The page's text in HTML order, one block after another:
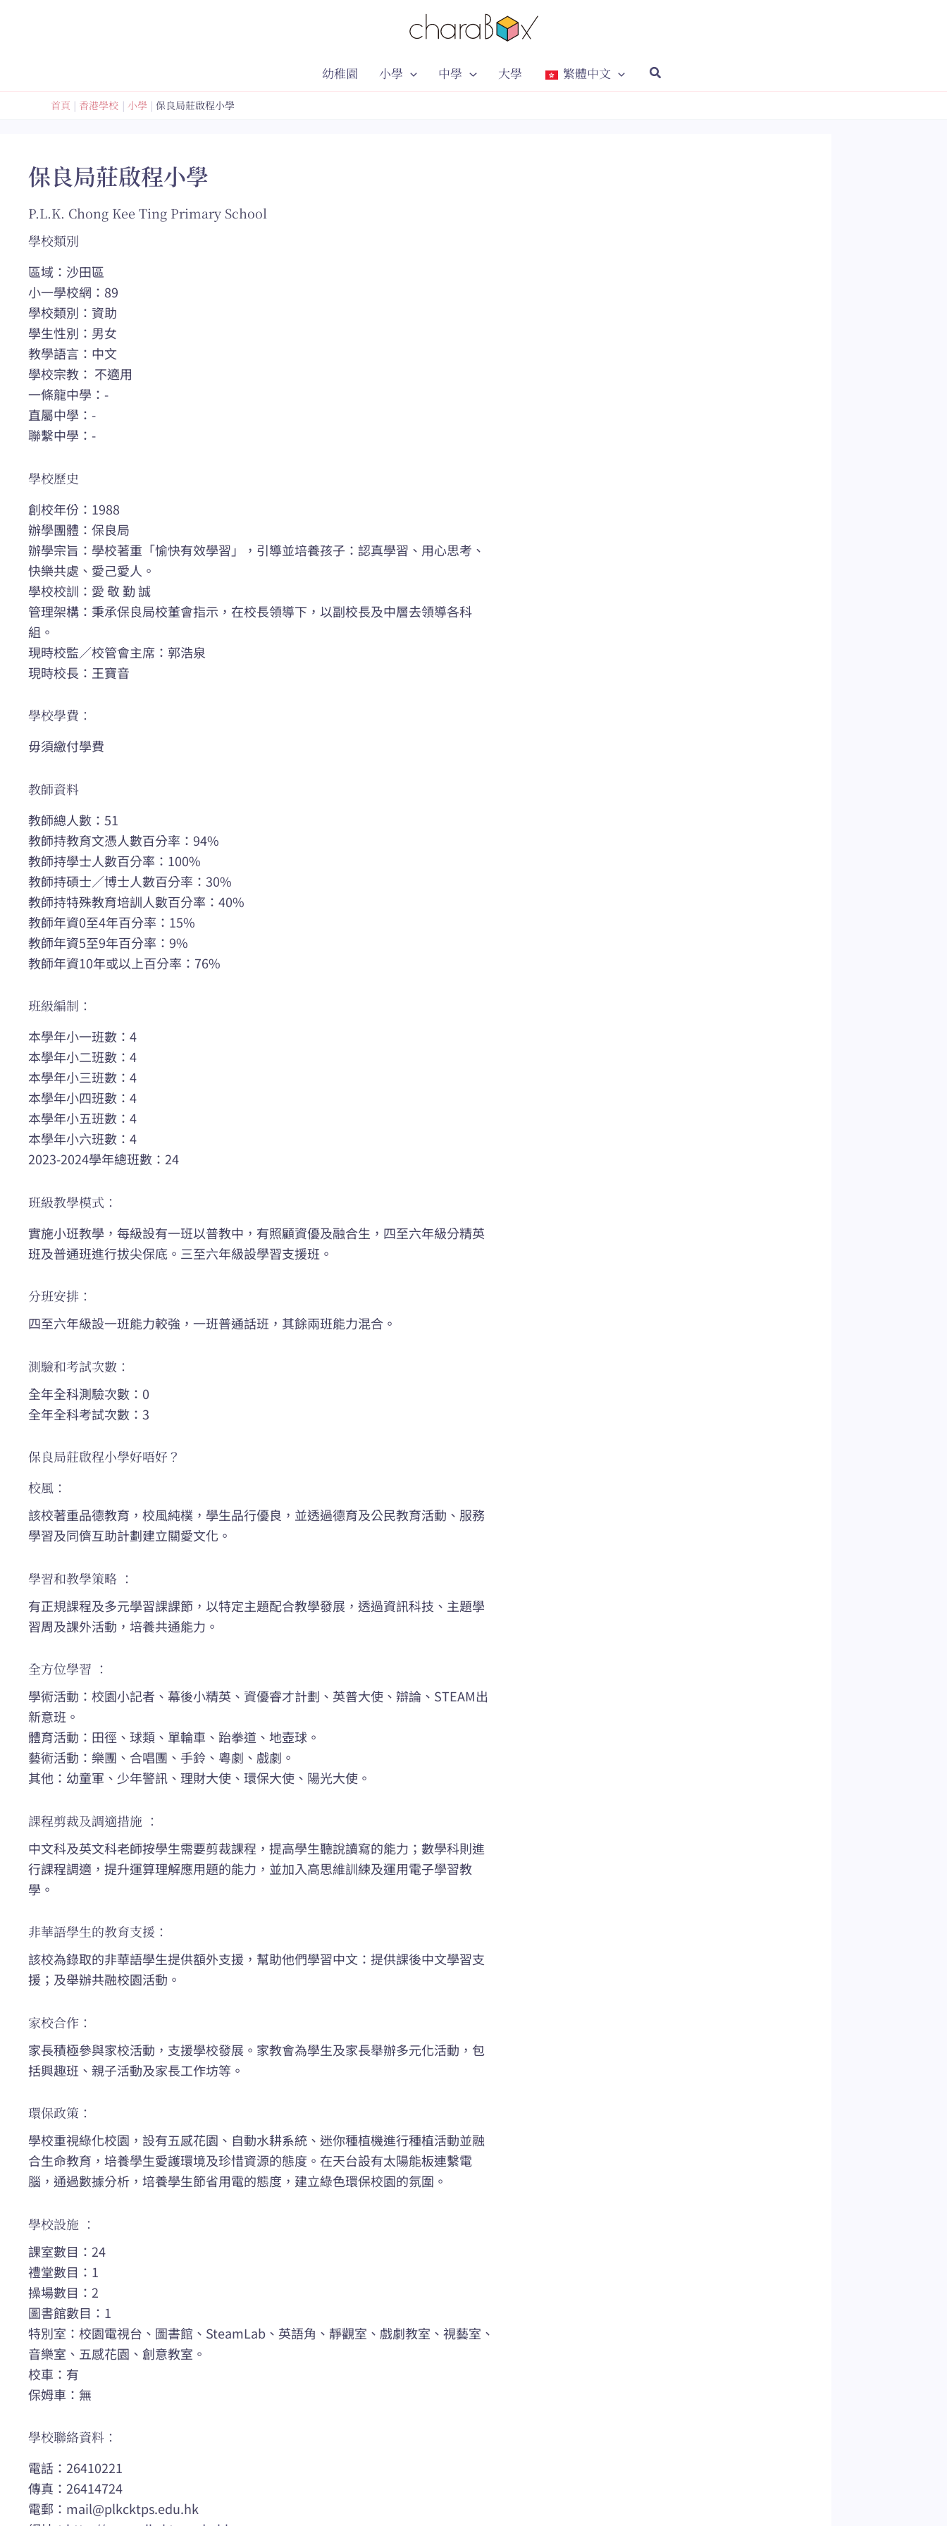
幼稚園 小學 中學 大學 繁體中文
首頁 香港學校 小學 保良局莊啟程小學
保良局莊啟程小學
P.L.K. Chong Kee Ting Primary School
學校類別
區域：沙田區
小一學校網：89
學校類別：資助
學生性別：男女
教學語言：中文
學校宗教： 不適用
一條龍中學：-
直屬中學：-
聯繫中學：-
學校歷史
創校年份：1988
辦學團體：保良局
辦學宗旨：學校著重「愉快有效學習」，引導並培養孩子：認真學習、用心思考、
快樂共處、愛己愛人。
學校校訓：愛 敬 勤 誠
管理架構：秉承保良局校董會指示，在校長領導下，以副校長及中層去領導各科
組。
現時校監／校管會主席：郭浩泉
現時校長：王寶音
學校學費：
毋須繳付學費
教師資料
教師總人數：51
教師持教育文憑人數百分率：94%
教師持學士人數百分率：100%
教師持碩士／博士人數百分率：30%
教師持特殊教育培訓人數百分率：40%
教師年資0至4年百分率：15%
教師年資5至9年百分率：9%
教師年資10年或以上百分率：76%
班級編制：
本學年小一班數：4
本學年小二班數：4
本學年小三班數：4
本學年小四班數：4
本學年小五班數：4
本學年小六班數：4
2023-2024學年總班數：24
班級教學模式：
實施小班教學，每級設有一班以普教中，有照顧資優及融合生，四至六年級分精英
班及普通班進行拔尖保底。三至六年級設學習支援班。
分班安排：
四至六年級設一班能力較強，一班普通話班，其餘兩班能力混合。
測驗和考試次數：
全年全科測驗次數：0
全年全科考試次數：3
保良局莊啟程小學好唔好？
校風：
該校著重品德教育，校風純樸，學生品行優良，並透過德育及公民教育活動、服務
學習及同儕互助計劃建立關愛文化。
學習和教學策略 ：
有正規課程及多元學習課課節，以特定主題配合教學發展，透過資訊科技、主題學
習周及課外活動，培養共通能力。
全方位學習 ：
學術活動：校園小記者、幕後小精英、資優睿才計劃、英普大使、辯論、STEAM出
新意班。
體育活動：田徑、球類、單輪車、跆拳道、地壺球。
藝術活動：樂團、合唱團、手鈴、粵劇、戲劇。
其他：幼童軍、少年警訊、理財大使、環保大使、陽光大使。
課程剪裁及調適措施 ：
中文科及英文科老師按學生需要剪裁課程，提高學生聽說讀寫的能力；數學科則進
行課程調適，提升運算理解應用題的能力，並加入高思維訓練及運用電子學習教
學。
非華語學生的教育支援：
該校為錄取的非華語學生提供額外支援，幫助他們學習中文：提供課後中文學習支
援；及舉辦共融校園活動。
家校合作：
家長積極參與家校活動，支援學校發展。家教會為學生及家長舉辦多元化活動，包
括興趣班、親子活動及家長工作坊等。
環保政策：
學校重視綠化校園，設有五感花園、自動水耕系統、迷你種植機進行種植活動並融
合生命教育，培養學生愛護環境及珍惜資源的態度。在天台設有太陽能板連繫電
腦，通過數據分析，培養學生節省用電的態度，建立綠色環保校園的氛圍。
學校設施 ：
課室數目：24
禮堂數目：1
操場數目：2
圖書館數目：1
特別室：校園電視台、圖書館、SteamLab、英語角、靜觀室、戲劇教室、視藝室、
音樂室、五感花園、創意教室。
校車：有
保姆車：無
學校聯絡資料：
電話：26410221
傳真：26414724
電郵： mail@plkcktps.edu.hk